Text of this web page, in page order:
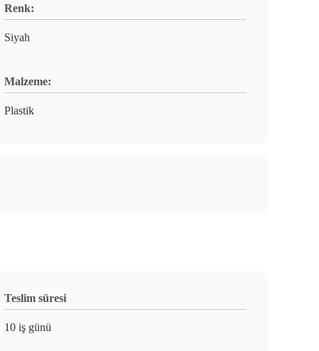
Renk:
Siyah
Malzeme:
Plastik
Teslim süresi
10 iş günü